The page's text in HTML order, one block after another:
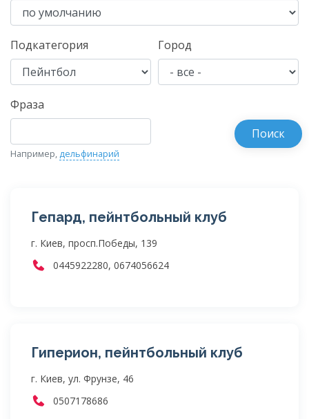
Подкатегория Город
Фраза
Например, дельфинарий
Гепард, пейнтбольный клуб
г. Киев, просп.Победы, 139
0445922280, 0674056624
Гиперион, пейнтбольный клуб
г. Киев, ул. Фрунзе, 46
0507178686